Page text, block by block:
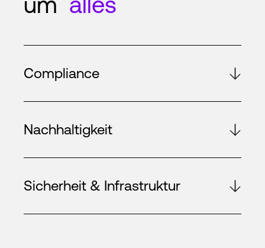
Compliance
Nachhaltigkeit
Sicherheit & Infrastruktur